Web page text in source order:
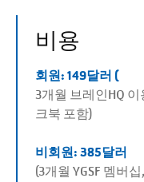
비용
회원: 149달러 (
3개월 브레인HQ
크북 포함)
비회원: 385달러
(3개월 YGSF 멤버